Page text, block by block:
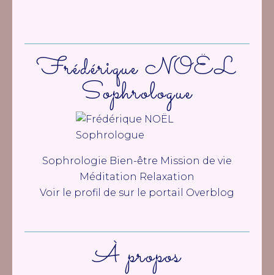
Frédérique NOËL
Sophrologue
Sophrologie Bien-être Mission de vie
Méditation Relaxation
Voir le profil de sur le portail Overblog
À propos